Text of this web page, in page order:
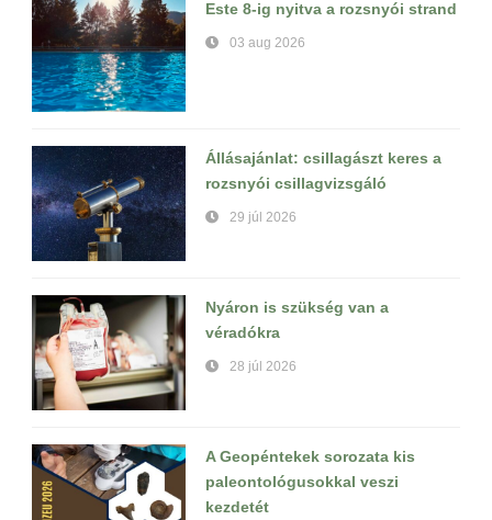
Este 8-ig nyitva a rozsnyói strand
03 aug 2026
Állásajánlat: csillagászt keres a
rozsnyói csillagvizsgáló
29 júl 2026
Nyáron is szükség van a
véradókra
28 júl 2026
A Geopéntekek sorozata kis
paleontológusokkal veszi
kezdetét